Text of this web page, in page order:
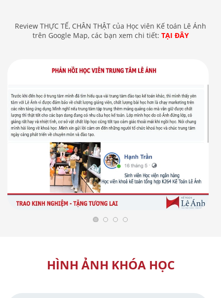
Review THỰC TẾ, CHÂN THẬT của Học viên Kế toán Lê Ánh
trên Google Map, các bạn xem chi tiết: TẠI ĐÂY
HÌNH ẢNH KHÓA HỌC